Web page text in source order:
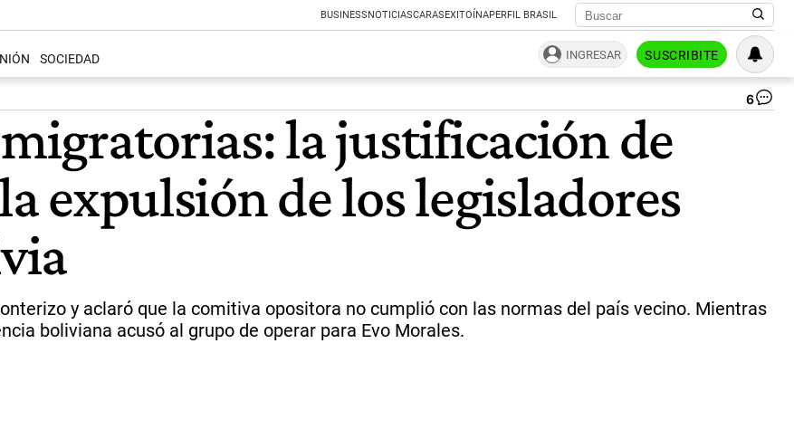
BUSINESSNOTICIASCARASEXITOÍNAPERFIL BRASIL
SOCIEDAD INGRESAR SUSCRIBITE
6
la justificación de
expulsión de los legisladores
y aclaró que la comitiva opositora no cumplió con las normas del país vecino. Mientras
boliviana acusó al grupo de operar para Evo Morales.